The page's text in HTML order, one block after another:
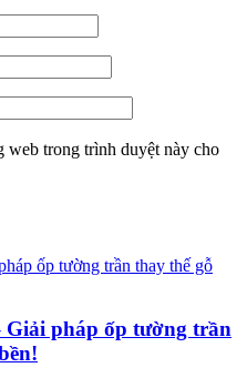
web trong trình duyệt này cho
Giải pháp ốp tường trần